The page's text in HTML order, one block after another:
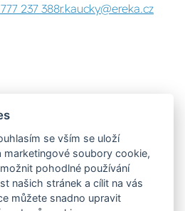
237 388r.kaucky@ereka.cz
se vším se uloží
marketingové soubory cookie,
pohodlné používání
našich stránek a cílit na vás
můžete snadno upravit